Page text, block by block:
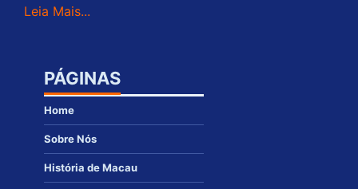
Leia Mais...
PÁGINAS
Home
Sobre Nós
História de Macau